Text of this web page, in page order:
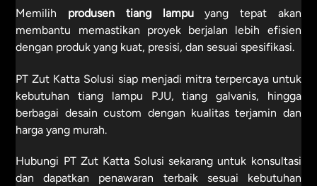
Memilih produsen tiang lampuyang tepat akan
membantu memastikan proyek berjalan lebih efisien
dengan produk yang kuat, presisi, dan sesuai spesifikasi.
PT Zut Katta Solusi siap menjadi mitra terpercaya untuk
kebutuhan tiang lampu PJU, tiang galvanis, hingga
berbagai desain custom dengan kualitas terjamin dan
harga yang murah.
Hubungi PT Zut Katta Solusi sekarang untuk konsultasi
dan dapatkan penawaran terbaik sesuai kebutuhan